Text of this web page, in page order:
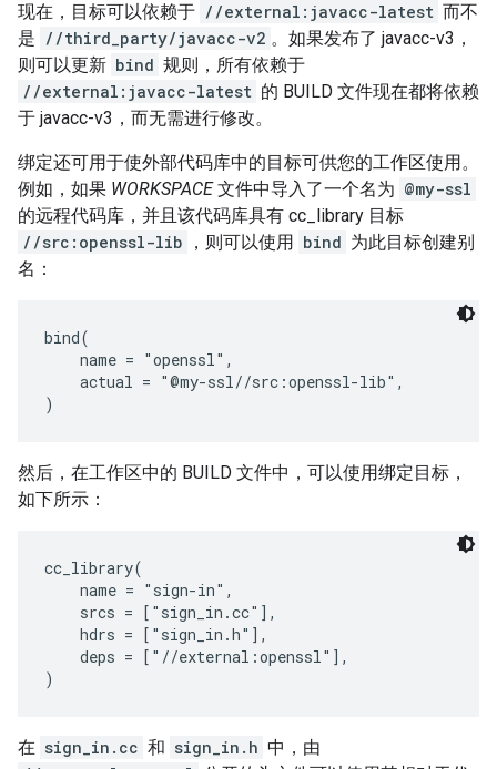
现在，目标可以依赖于 //external:javacc-latest 而不
是 //third_party/javacc-v2 。如果发布了 javacc-v3，
则可以更新 bind 规则，所有依赖于
//external:javacc-latest 的 BUILD 文件现在都将依赖
于 javacc-v3，而无需进行修改。
绑定还可用于使外部代码库中的目标可供您的工作区使用。
例如，如果 WORKSPACE文件中导入了一个名为 @my-ssl
的远程代码库，并且该代码库具有 cc_library 目标
//src:openssl-lib
，则可以使用 bind 为此目标创建别
名：
bind(
    name = "openssl",
    actual = "@my-ssl//src:openssl-lib",
然后，在工作区中的 BUILD 文件中，可以使用绑定目标，
如下所示：
cc_library(
    name = "sign-in",
    srcs = ["sign_in.cc"],
    hdrs = ["sign_in.h"],
    deps = ["//external:openssl"],
在 sign_in.cc 和 sign_in.h 中，由